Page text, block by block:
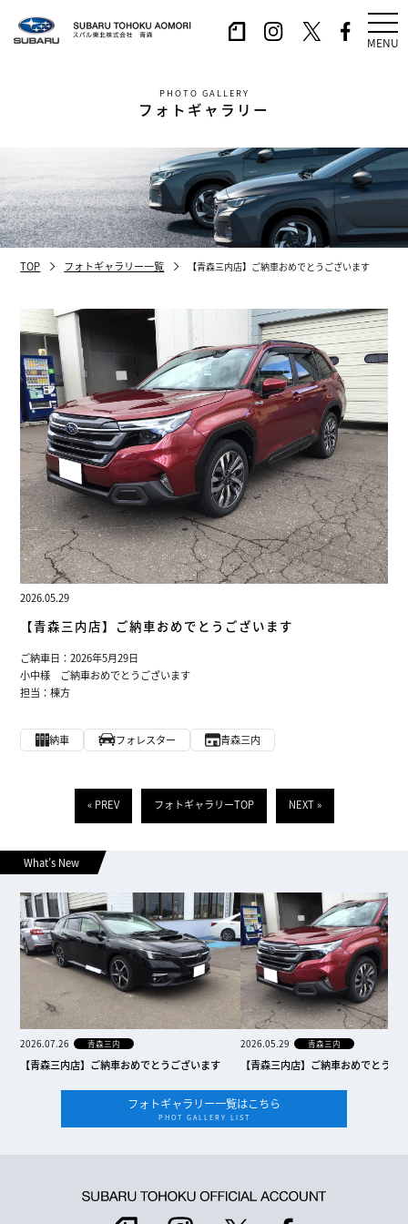
MENU
PHOTO GALLERY
フォトギャラリー
TOP フォトギャラリー一覧 【青森三内店】ご納車おめでとうございます
2026.05.29
【青森三内店】ご納車おめでとうございます
ご納車日：2026年5月29日
小中様 ご納車おめでとうございます
担当：棟方
納車 フォレスター 青森三内
« PREV フォトギャラリーTOP NEXT »
What’s New
2026.07.26 青森三内
【青森三内店】ご納車おめでとうございます
2026.05.29 青森三内
【青森三内店】ご納車おめでとうご
フォトギャラリー一覧はこちら
PHOT GALLERY LIST